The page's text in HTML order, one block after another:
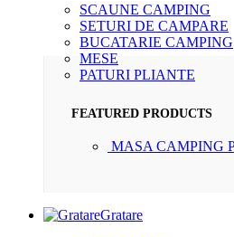
SCAUNE CAMPING
SETURI DE CAMPARE
BUCATARIE CAMPING
MESE
PATURI PLIANTE
FEATURED PRODUCTS
MASA CAMPING
Gratare